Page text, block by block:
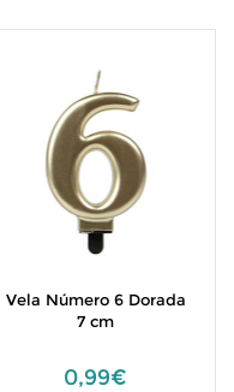
Vela Número 6 Dorada
7 cm
0,99€